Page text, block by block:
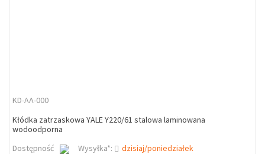
KD-AA-000
Kłódka zatrzaskowa YALE Y220/61 stalowa laminowana
wodoodporna
Dostępność
Wysyłka*: dzisiaj/poniedziałek